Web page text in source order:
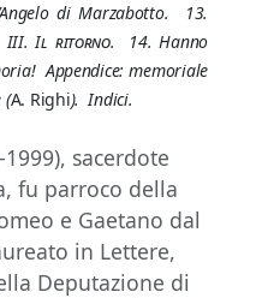
di Marzabotto. 13.
III. Il ritorno. 14. Hanno
Appendice: memoriale
(A. Righi). Indici.
sacerdote
fu parroco della
e Gaetano dal
in Lettere,
Deputazione di